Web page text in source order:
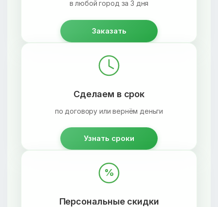
в любой город за 3 дня
Заказать
Сделаем в срок
по договору или вернём деньги
Узнать сроки
%
Персональные скидки